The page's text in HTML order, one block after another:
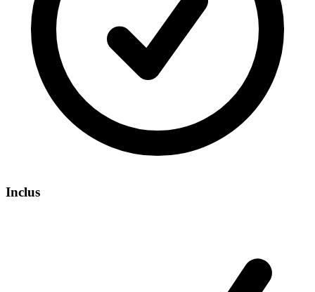
Inclus